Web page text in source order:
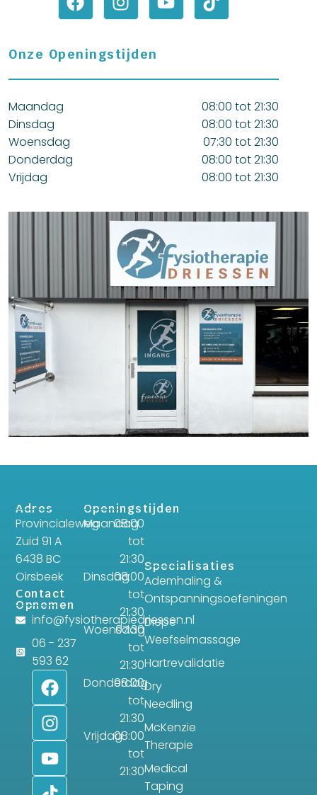
Onze Openingstijden
Maandag
08:00 tot 21:30
Dinsdag
08:00 tot 21:30
Woensdag
07:30 tot 21:30
Donderdag
08:00 tot 21:30
Vrijdag
08:00 tot 21:30
Adres
Provincialeweg
Zuid 91 A
6438 BC
Oirsbeek
Contact
Opnemen
info@fysiotherapiedriessen.nl
06 - 237
593 62
Openingstijden
Maandag
08:00
tot
21:30
Dinsdag08:00
tot
21:30
Woensdag
07:30
tot
21:30
Donderdag
08:00
tot
21:30
Vrijdag08:00
tot
21:30
Specialisaties
Ademhaling &
Ontspanningsoefeningen
Diepe
Weefselmassage
Hartrevalidatie
Dry
Needling
McKenzie
Therapie
Medical
Taping